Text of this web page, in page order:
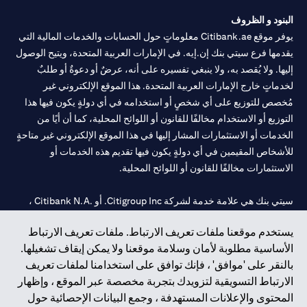
يستخدم موقعنا ملفات تعريف الارتباط. ملفات تعريف الارتباط
الأساسية مطلوبة لأمان وسلامة موقعنا ولا يمكن إيقاف تشغيلها.
بالنقر على 'موافق' ، فإنك توافق على استخدامنا لملفات تعريف
الارتباط التسويقية لتزويدك بتجربة مخصصة عبر الموقع ، وإظهار
المحتوى والإعلانات المستهدفة ، وجمع البيانات الإحصائية حول
البنود و الظروف
يوفر موقع Citibank.ae معلوماتٍ حول الحسابات والخدمات المالية التي
يقدمها فرع سيتي بنك إن.إيه. في الإمارات العربية المتحدة، ويتيح الوصول
إليها. ولا يُقصد به، ولا ينبغي تفسيره على أنه، عرضٌ أو دعوةٌ أو طلبٌ
لخدماتٍ خارج الإمارات العربية المتحدة. هذا الموقع الإلكتروني غير
مُخصص للتوزيع على أي شخصٍ أو استخدامه في أي دولةٍ يكون فيها هذا
التوزيع أو الاستخدام مخالفًا للقانون أو اللوائح المحلية، كما أن أيًا من
الخدمات أو الاستثمارات المشار إليها في هذا الموقع الإلكتروني غير متاحةٍ
للأشخاص المقيمين في أي دولةٍ يكون فيها تقديم هذه الخدمات أو
الاستثمارات مخالفًا للقانون أو اللوائح المحلية.
سيتي بنك هي علامة خدمة لشركة Citigroup Inc. أو .Citibank N.A ،
سيتي بنك إن. إيه. الإمارات مسجل لدى مصرف الإمارات المركزي تحت
أرقام التراخيص 202563 لفرع الوصل في دبي، 531989 لفرع مول
الإمارات في دبي، و CN-1002019 لفرع أبوظبي. هاتف: 4000 311 04.
فرع سيتي بنك إن إيه - الإمارات العربية المتحدة مرخص من مصرف